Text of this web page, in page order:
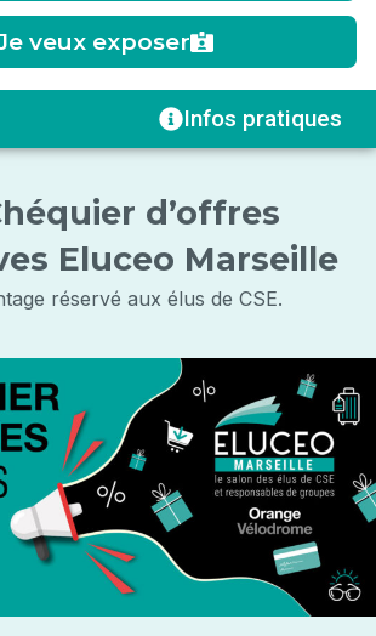
veux exposer
Infos pratiques
d’offres
Eluceo Marseille
réservé aux élus de CSE.